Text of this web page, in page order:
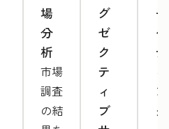
場
分
析
市場
調査
の結
グ
ゼ
ク
テ
ィ
ブ
ー
ケ
テ
ィ
ン
グ